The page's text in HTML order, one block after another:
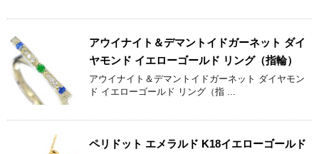
アウイナイト＆デマントイドガーネット ダイ
ヤモンド イエローゴールド リング（指輪）
アウイナイト＆デマントイドガーネット ダイヤモン
ド イエローゴールド リング（指 ...
ペリドット エメラルド K18イエローゴールド